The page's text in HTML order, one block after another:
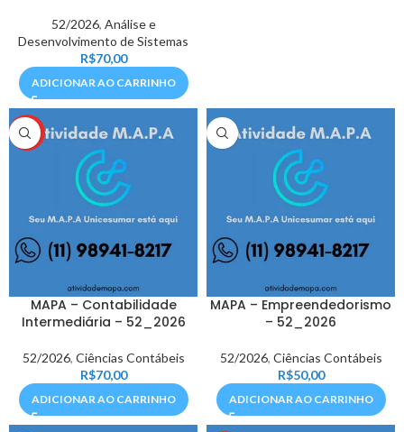
52/2026, Análise e
Desenvolvimento de Sistemas
R$70,00
ADICIONAR AO CARRINHO
HOT
MAPA – Contabilidade
Intermediária – 52_2026
52/2026, Ciências Contábeis
R$70,00
ADICIONAR AO CARRINHO
MAPA – Empreendedorismo
– 52_2026
52/2026, Ciências Contábeis
R$50,00
ADICIONAR AO CARRINHO